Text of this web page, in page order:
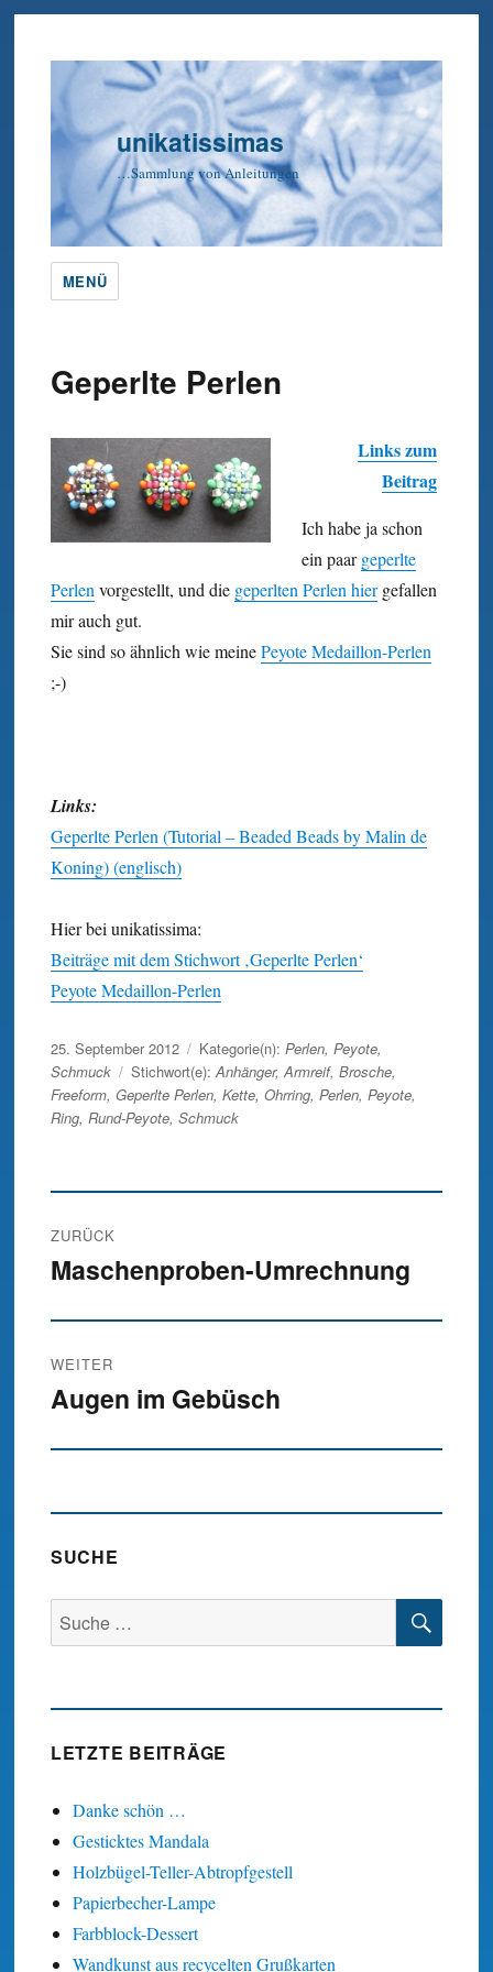
unikatissimas
…Sammlung von Anleitungen
MENÜ
Geperlte Perlen
Links zum
Beitrag
Ich habe ja schon
ein paargeperlte
Perlenvorgestellt, und die geperlten Perlen hiergefallen
mir auch gut.
Sie sind so ähnlich wie meinePeyote Medaillon-Perlen
;-)
Links:
Geperlte Perlen (Tutorial – Beaded Beads by Malin de
Koning) (englisch)
Hier bei unikatissima:
Beiträge mit dem Stichwort ‚Geperlte Perlen‘
Peyote Medaillon-Perlen
Veröffentlicht
am
25. September 2012 Kategorie(n): Perlen, Peyote,
Schmuck
Stichwort(e):Anhänger,Armreif, Brosche,
Freeform, Geperlte Perlen, Kette, Ohrring, Perlen, Peyote,
Ring, Rund-Peyote, Schmuck
Navigation
ZURÜCK
Vorheriger
Maschenproben-Umrechnung
WEITER
Nächster
Augen im Gebüsch
SUCHE
Suche
nach:
LETZTE BEITRÄGE
Danke schön …
Gesticktes Mandala
Holzbügel-Teller-Abtropfgestell
Papierbecher-Lampe
Farbblock-Dessert
Wandkunst aus recycelten Grußkarten